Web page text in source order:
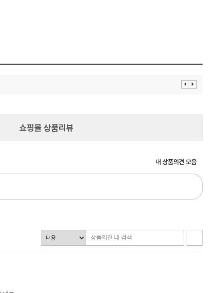
이 다
쇼핑몰 상품리뷰
내 상품의견 모음